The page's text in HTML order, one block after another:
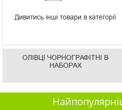
Дивитись інші товари в категорії
ОЛІВЦІ ЧОРНОГРАФІТНІ В
НАБОРАХ